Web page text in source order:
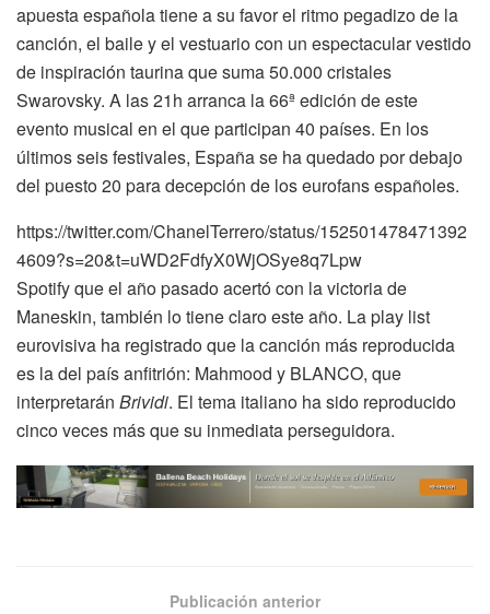
apuesta española tiene a su favor el ritmo pegadizo de la
canción, el baile y el vestuario con un espectacular vestido
de inspiración taurina que suma 50.000 cristales
Swarovsky. A las 21h arranca la 66ª edición de este
evento musical en el que participan 40 países. En los
últimos seis festivales, España se ha quedado por debajo
del puesto 20 para decepción de los eurofans españoles.
https://twitter.com/ChanelTerrero/status/152501478471392
4609?s=20&t=uWD2FdfyX0WjOSye8q7Lpw
Spotify que el año pasado acertó con la victoria de
Maneskin, también lo tiene claro este año. La play list
eurovisiva ha registrado que la canción más reproducida
es la del país anfitrión: Mahmood y BLANCO, que
interpretarán Brividi. El tema italiano ha sido reproducido
cinco veces más que su inmediata perseguidora.
Publicación anterior